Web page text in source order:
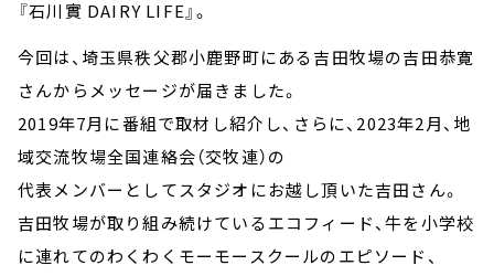
『石川實 DAIRY LIFE』。
今回は、埼玉県秩父郡小鹿野町にある吉田牧場の吉田恭寛
さんからメッセージが届きました。
2019年7月に番組で取材し紹介し、さらに、2023年2月、地
域交流牧場全国連絡会（交牧連）の
代表メンバーとしてスタジオにお越し頂いた吉田さん。
吉田牧場が取り組み続けているエコフィード、牛を小学校
に連れてのわくわくモーモースクールのエピソード、